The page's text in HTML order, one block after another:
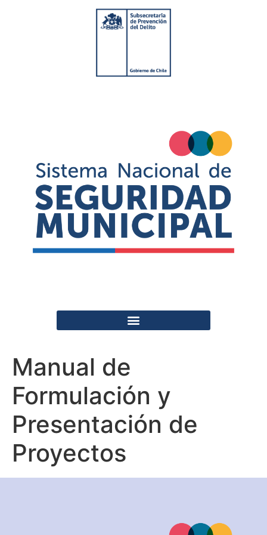
Manual de
Formulación y
Presentación de
Proyectos